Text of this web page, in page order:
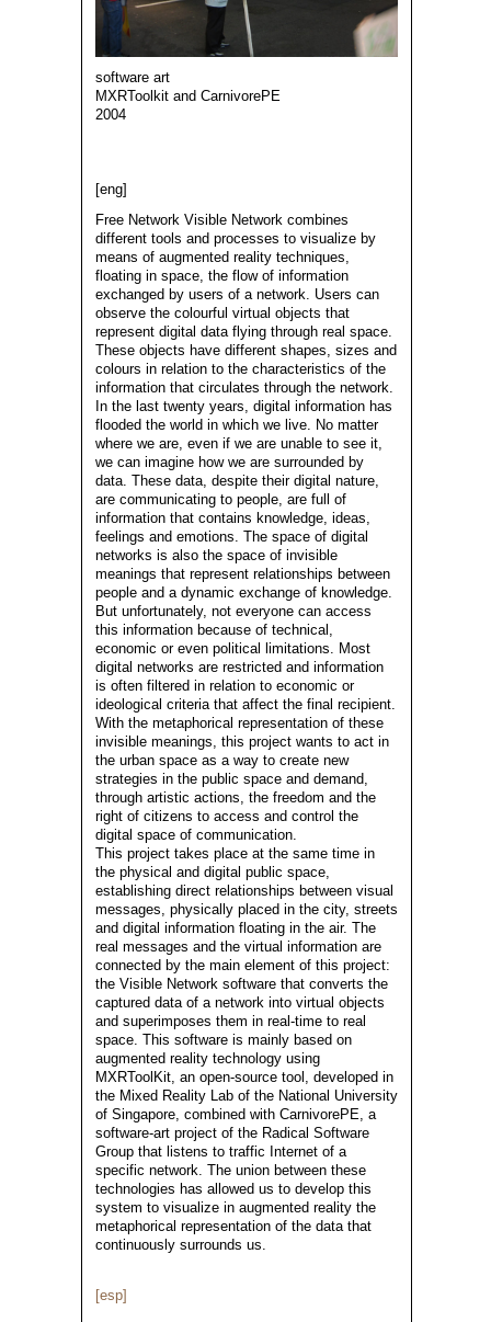
software art
MXRToolkit and CarnivorePE
2004
[eng]
Free Network Visible Network combines
different tools and processes to visualize by
means of augmented reality techniques,
floating in space, the flow of information
exchanged by users of a network. Users can
observe the colourful virtual objects that
represent digital data flying through real space.
These objects have different shapes, sizes and
colours in relation to the characteristics of the
information that circulates through the network.
In the last twenty years, digital information has
flooded the world in which we live. No matter
where we are, even if we are unable to see it,
we can imagine how we are surrounded by
data. These data, despite their digital nature,
are communicating to people, are full of
information that contains knowledge, ideas,
feelings and emotions. The space of digital
networks is also the space of invisible
meanings that represent relationships between
people and a dynamic exchange of knowledge.
But unfortunately, not everyone can access
this information because of technical,
economic or even political limitations. Most
digital networks are restricted and information
is often filtered in relation to economic or
ideological criteria that affect the final recipient.
With the metaphorical representation of these
invisible meanings, this project wants to act in
the urban space as a way to create new
strategies in the public space and demand,
through artistic actions, the freedom and the
right of citizens to access and control the
digital space of communication.
This project takes place at the same time in
the physical and digital public space,
establishing direct relationships between visual
messages, physically placed in the city, streets
and digital information floating in the air. The
real messages and the virtual information are
connected by the main element of this project:
the Visible Network software that converts the
captured data of a network into virtual objects
and superimposes them in real-time to real
space. This software is mainly based on
augmented reality technology using
MXRToolKit, an open-source tool, developed in
the Mixed Reality Lab of the National University
of Singapore, combined with CarnivorePE, a
software-art project of the Radical Software
Group that listens to traffic Internet of a
specific network. The union between these
technologies has allowed us to develop this
system to visualize in augmented reality the
metaphorical representation of the data that
continuously surrounds us.
[esp]